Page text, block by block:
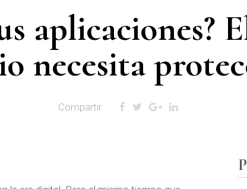
aplicaciones?
necesita
Compartir